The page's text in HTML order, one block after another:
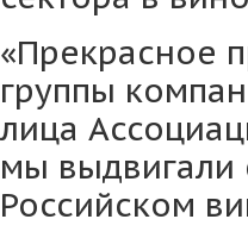
«Прекрасное
группы
лица
мы
Российском